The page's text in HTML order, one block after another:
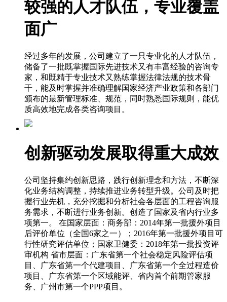
较强的人才队伍，专业覆盖
面广
经过多年的发展，公司建立了一只专业化的人才队伍，
储备了一批既掌握国际先进技术又有丰富经验的咨询专
家，和既精于专业技术又熟练掌握法律法规的技术骨
干，能及时掌握并准确理解国家经济产业政策和各部门
颁布的最新管理标准、规范，同时熟悉国际规则，能优
质高效地完成各类咨询项目。
创新驱动发展取得重大成效
公司坚持集约创新思路，践行创新理念和方法，不断深
化业务结构调整，持续推进业务转型升级。公司及时把
握行业先机，充分挖掘和分析社会各层面的工程咨询服
务需求，不断进行业务创新。创造了国家及省内行业多
项第一。 在国家层面：商务部：2014年第一批援外项目
后评价单位（全国6家之一）；2016年第一批援外项目可
行性研究评估单位；国家卫健委：2018年第一批投资评
审机构 省市层面：广东省第一个社会稳定风险评估项
目、广东省第一个代建项目、广东省第一个全过程造价
项目、广东省第一个区域能评、省内首个前期管家服
务、广州市第一个PPP项目。